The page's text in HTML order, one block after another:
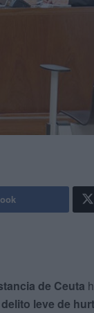
de Ceuta
delito leve de